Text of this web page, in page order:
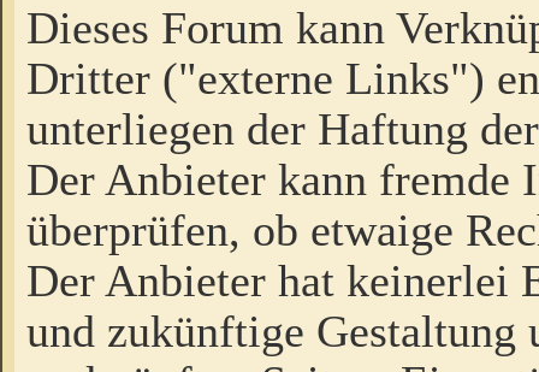
Dieses Forum kann
Dritter ("externe Links")
unterliegen der Haftung
Der Anbieter kann fremde
überprüfen, ob etwaige
Der Anbieter hat keinerlei
und zukünftige Gestaltung